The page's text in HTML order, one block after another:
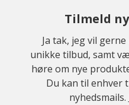
Tilmeld
Ja tak, jeg vil
unikke tilbud, samt
høre om nye
Du kan til enhver
nyhedsmails.